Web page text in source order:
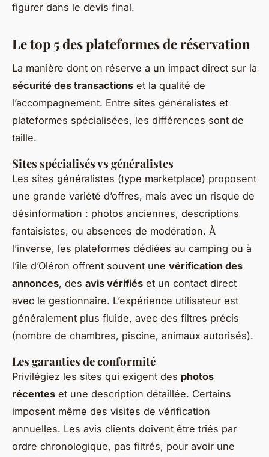
figurer dans le devis final.
Le top 5 des plateformes de réservation
La manière dont on réserve a un impact direct sur la
sécurité des transactions et la qualité de
l’accompagnement. Entre sites généralistes et
plateformes spécialisées, les différences sont de
taille.
Sites spécialisés vs généralistes
Les sites généralistes (type marketplace) proposent
une grande variété d’offres, mais avec un risque de
désinformation : photos anciennes, descriptions
fantaisistes, ou absences de modération. À
l’inverse, les plateformes dédiées au camping ou à
l’île d’Oléron offrent souvent une vérification des
annonces, des avis vérifiés et un contact direct
avec le gestionnaire. L’expérience utilisateur est
généralement plus fluide, avec des filtres précis
(nombre de chambres, piscine, animaux autorisés).
Les garanties de conformité
Privilégiez les sites qui exigent des photos
récentes et une description détaillée. Certains
imposent même des visites de vérification
annuelles. Les avis clients doivent être triés par
ordre chronologique, pas filtrés, pour avoir une